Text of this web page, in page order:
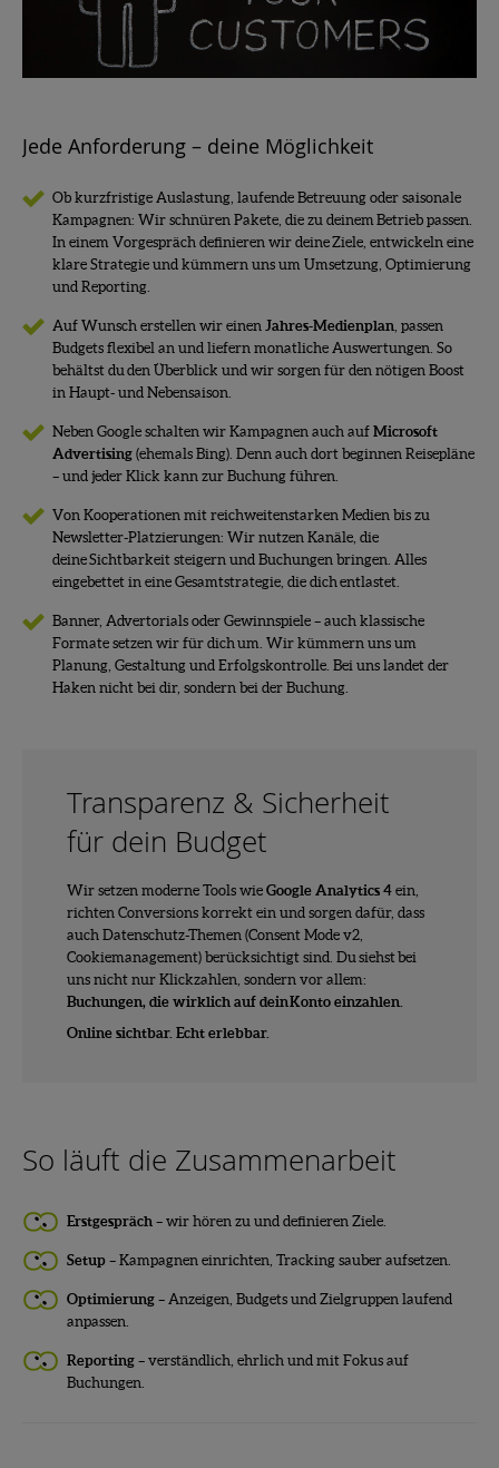
Jede Anforderung – deine Möglichkeit
Ob kurzfristige Auslastung, laufende Betreuung oder saisonale
Kampagnen: Wir schnüren Pakete, die zu deinem Betrieb passen.
In einem Vorgespräch definieren wir deine Ziele, entwickeln eine
klare Strategie und kümmern uns um Umsetzung, Optimierung
und Reporting.
Auf Wunsch erstellen wir einen Jahres-Medienplan, passen
Budgets flexibel an und liefern monatliche Auswertungen. So
behältst du den Überblick und wir sorgen für den nötigen Boost
in Haupt- und Nebensaison.
Neben Google schalten wir Kampagnen auch auf Microsoft
Advertising (ehemals Bing). Denn auch dort beginnen Reisepläne
– und jeder Klick kann zur Buchung führen.
Von Kooperationen mit reichweitenstarken Medien bis zu
Newsletter-Platzierungen: Wir nutzen Kanäle, die
deine Sichtbarkeit steigern und Buchungen bringen. Alles
eingebettet in eine Gesamtstrategie, die dich entlastet.
Banner, Advertorials oder Gewinnspiele – auch klassische
Formate setzen wir für dich um. Wir kümmern uns um
Planung, Gestaltung und Erfolgskontrolle. Bei uns landet der
Haken nicht bei dir, sondern bei der Buchung.
Transparenz & Sicherheit
für dein Budget
Wir setzen moderne Tools wie Google Analytics 4 ein,
richten Conversions korrekt ein und sorgen dafür, dass
auch Datenschutz-Themen (Consent Mode v2,
Cookiemanagement) berücksichtigt sind. Du siehst bei
uns nicht nur Klickzahlen, sondern vor allem:
Buchungen, die wirklich auf dein Konto einzahlen.
Online sichtbar. Echt erlebbar.
So läuft die Zusammenarbeit
Erstgespräch – wir hören zu und definieren Ziele.
Setup – Kampagnen einrichten, Tracking sauber aufsetzen.
Optimierung – Anzeigen, Budgets und Zielgruppen laufend
anpassen.
Reporting – verständlich, ehrlich und mit Fokus auf
Buchungen.